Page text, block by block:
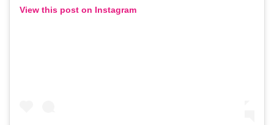
View this post on Instagram